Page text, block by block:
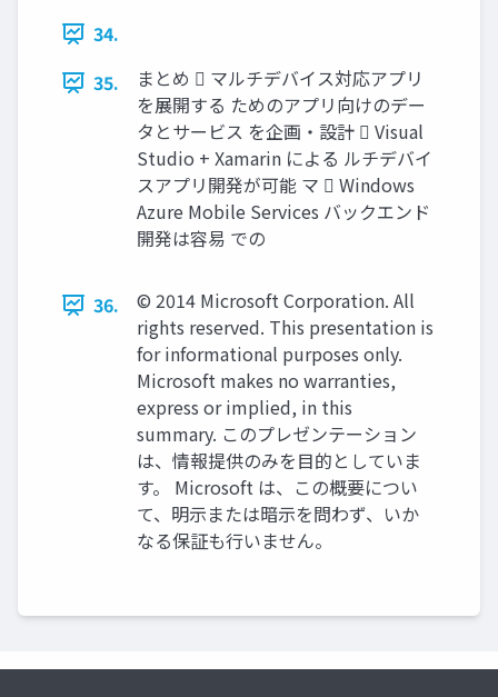
34.
35.
まとめ  マルチデバイス対応アプリ
を展開する ためのアプリ向けのデー
タとサービス を企画・設計  Visual
Studio + Xamarin による ルチデバイ
スアプリ開発が可能 マ  Windows
Azure Mobile Services バックエンド
開発は容易 での
36.
© 2014 Microsoft Corporation. All
rights reserved. This presentation is
for informational purposes only.
Microsoft makes no warranties,
express or implied, in this
summary. このプレゼンテーション
は、情報提供のみを目的としていま
す。 Microsoft は、この概要につい
て、明示または暗示を問わず、いか
なる保証も行いません。